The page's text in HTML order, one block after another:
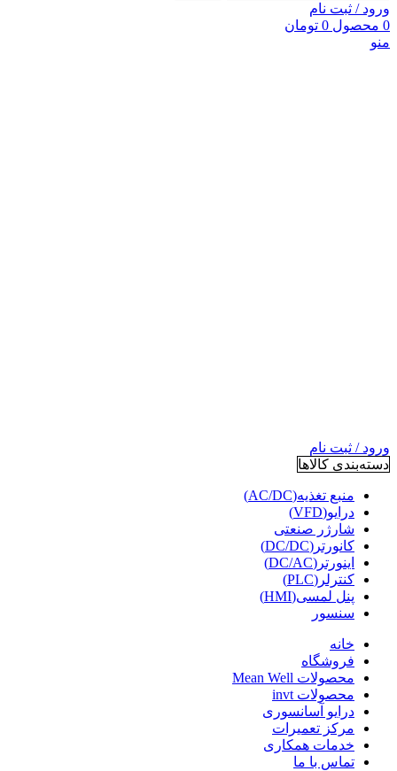
ورود / ثبت نام
0 محصول 0 تومان
منو
ورود / ثبت نام
دسته‌بندی کالاها
منبع تغذیه(AC/DC)
درایو(VFD)
شارژر صنعتی
کانورتر(DC/DC)
اینورتر(DC/AC)
کنترلر(PLC)
پنل لمسی(HMI)
سنسور
خانه
فروشگاه
محصولات Mean Well
محصولات invt
درایو آسانسوری
مرکز تعمیرات
خدمات همکاری
تماس با ما